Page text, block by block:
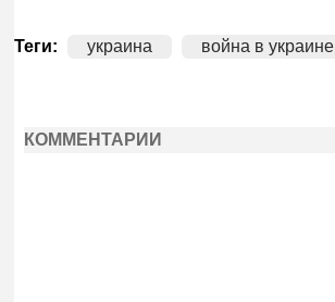
Теги: украина война в украине
КОММЕНТАРИИ